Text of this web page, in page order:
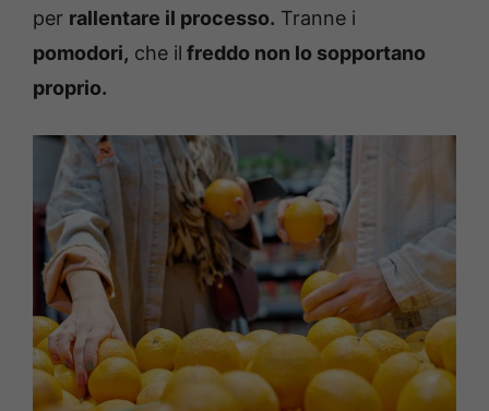
per rallentare il processo. Tranne i
pomodori, che il freddo non lo sopportano
proprio.